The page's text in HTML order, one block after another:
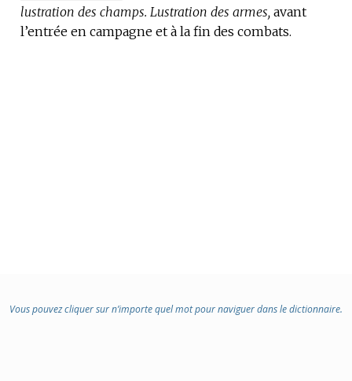
lustration des champs. Lustration des armes, avant
l’entrée en campagne et à la fin des combats.
Vous pouvez cliquer sur n’importe quel mot pour naviguer dans le dictionnaire.